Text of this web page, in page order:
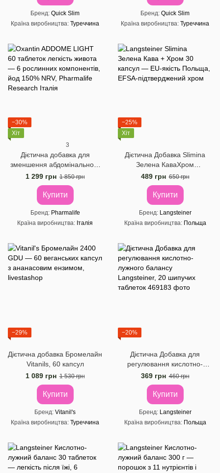
Бренд Quick Slim
Країна виробництва Туреччина
Бренд Quick Slim
Країна виробництва Туреччина
−30%
Хіт
3
Дієтична добавка для
зменшення абдомінального
жиру Oxantin "Легке
травлення", 60 таб.
1 299 грн 1 850 грн
Купити
Бренд
Pharmalife
Країна виробництва
Італія
−25%
Хіт
Дієтична Добавка Slimina
Зелена КаваХром
Langsteiner, 30 капсул
489 грн 650 грн
Купити
Бренд
Langsteiner
Країна виробництва
Польща
−29%
Дієтична добавка Бромелайн
Vitanils, 60 капсул
1 089 грн 1 530 грн
Купити
Бренд Vitanil's
Країна виробництва Туреччина
−20%
Дієтична Добавка для
регулювання кислотно-
лужного балансу
Langsteiner, 20 шипучих
таблеток
369 грн 460 грн
Купити
Бренд
Langsteiner
Країна виробництва
Польща